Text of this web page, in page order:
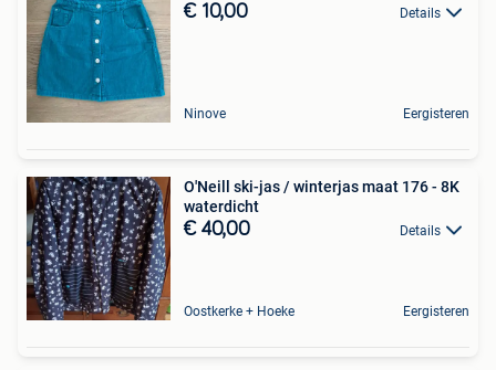
€ 10,00 Details
Ninove Eergisteren
O'Neill ski-jas / winterjas maat 176 - 8K
waterdicht
€ 40,00 Details
Oostkerke + Hoeke Eergisteren